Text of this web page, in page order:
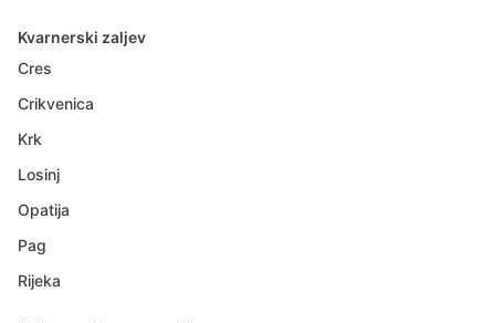
Kvarnerski zaljev
Cres
Crikvenica
Krk
Losinj
Opatija
Pag
Rijeka